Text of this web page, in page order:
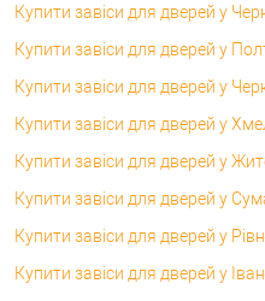
Купити завіси для дверей у
Купити завіси для дверей у
Купити завіси для дверей у
Купити завіси для дверей у
Купити завіси для дверей у
Купити завіси для дверей у
Купити завіси для дверей у
Купити завіси для дверей у